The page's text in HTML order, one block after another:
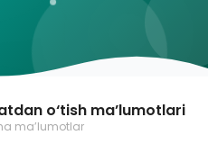
o‘tish ma’lumotlari
ma’lumotlar